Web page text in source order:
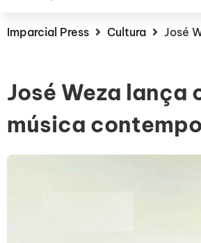
Imparcial Press Cultura José
José Weza lança
música